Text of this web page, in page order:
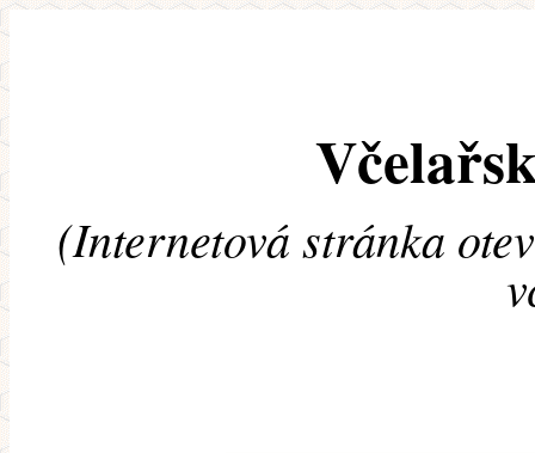
(Internetová stránka